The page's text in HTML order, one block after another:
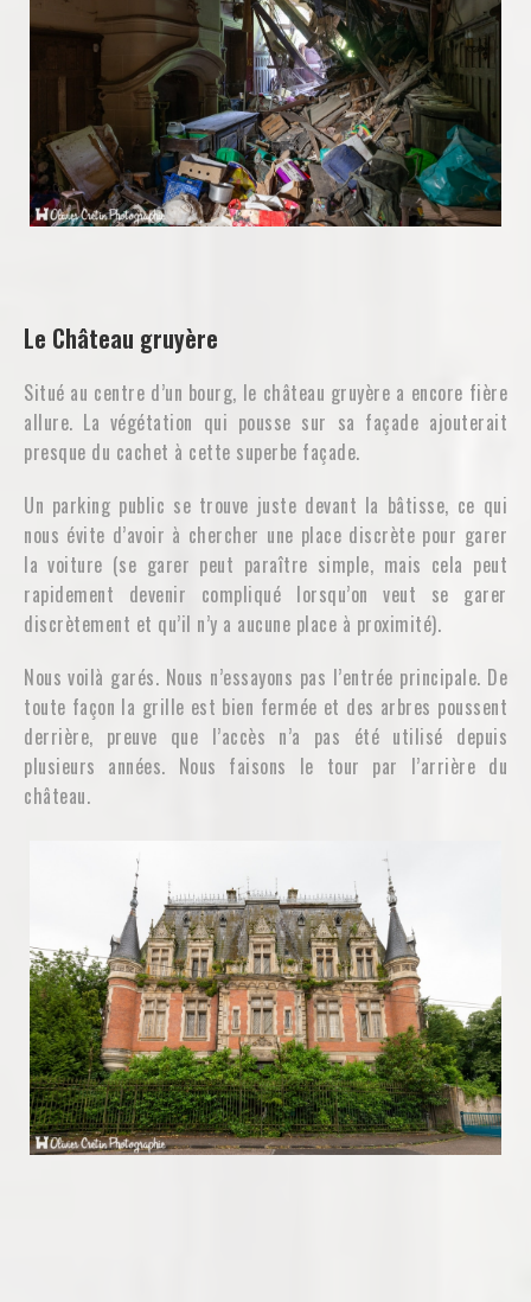
Le Château gruyère
Situé au centre d’un bourg, le château gruyère a encore fière
allure. La végétation qui pousse sur sa façade ajouterait
presque du cachet à cette superbe façade.
Un parking public se trouve juste devant la bâtisse, ce qui
nous évite d’avoir à chercher une place discrète pour garer
la voiture (se garer peut paraître simple, mais cela peut
rapidement devenir compliqué lorsqu’on veut se garer
discrètement et qu’il n’y a aucune place à proximité).
Nous voilà garés. Nous n’essayons pas l’entrée principale. De
toute façon la grille est bien fermée et des arbres poussent
derrière, preuve que l’accès n’a pas été utilisé depuis
plusieurs années. Nous faisons le tour par l’arrière du
château.